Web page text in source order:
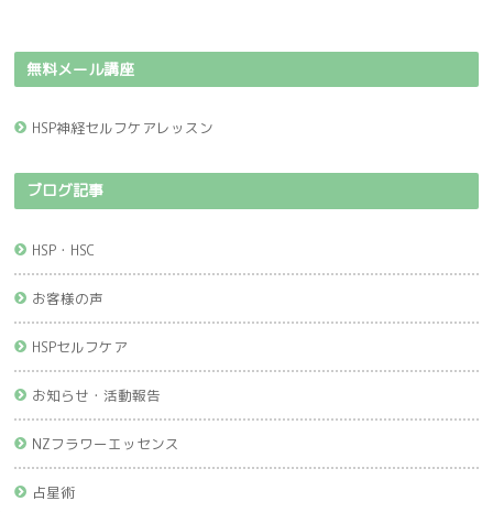
無料メール講座
HSP神経セルフケアレッスン
ブログ記事
HSP・HSC
お客様の声
HSPセルフケア
お知らせ・活動報告
NZフラワーエッセンス
占星術